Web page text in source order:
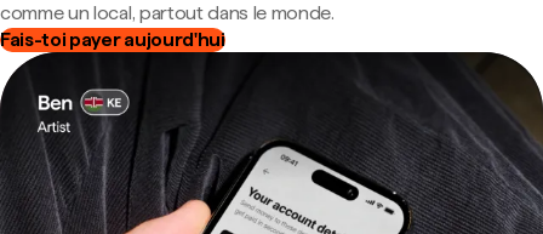
comme un local, partout dans le monde.
Fais-toi payer aujourd'hui